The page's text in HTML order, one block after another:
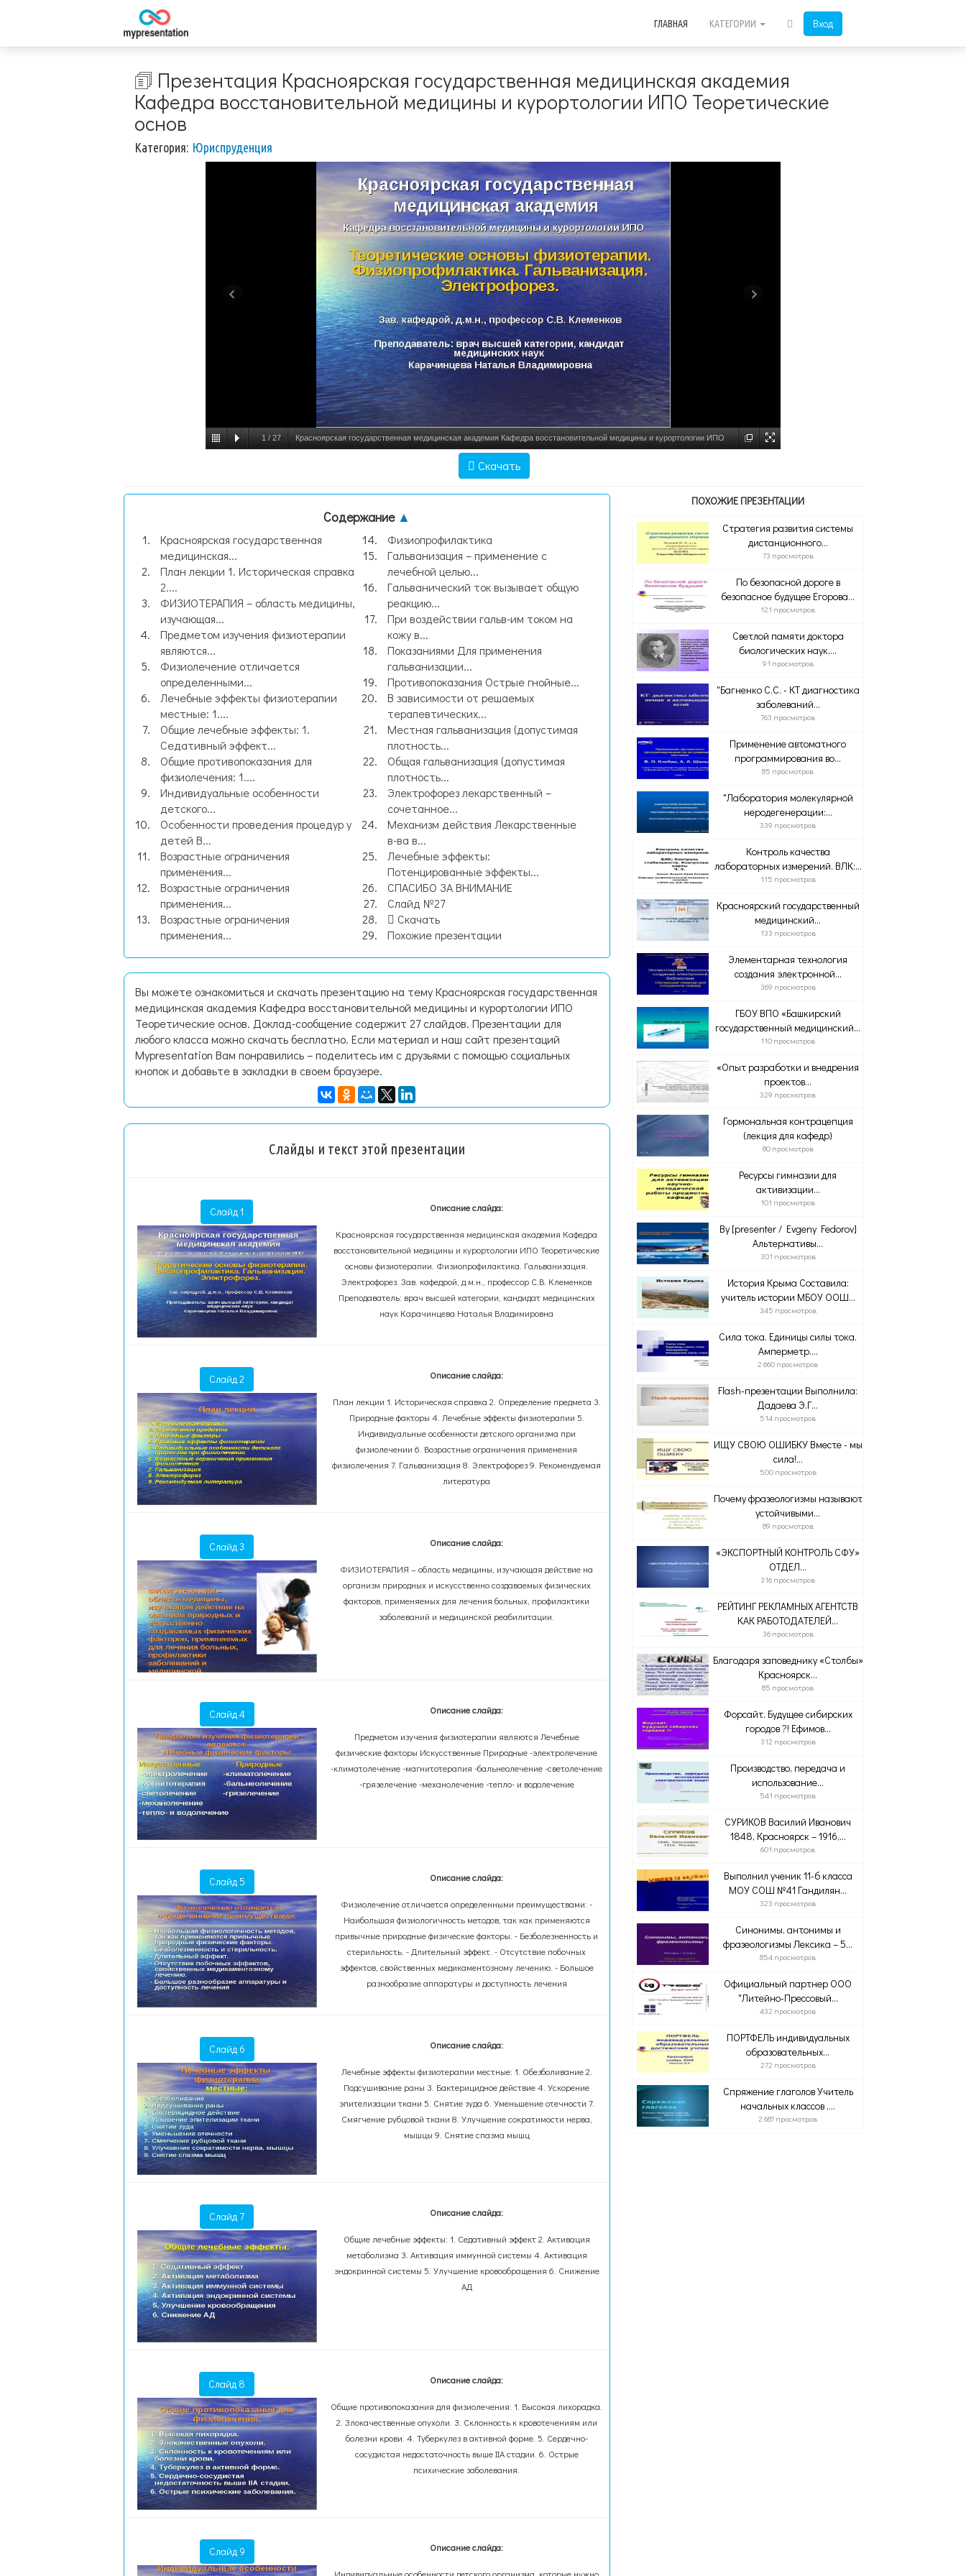
Вход
ГЛАВНАЯ КАТЕГОРИИ
🗊 Презентация Красноярская государственная медицинская академия
Кафедра восстановительной медицины и курортологии ИПО Теоретические
основ
Категория: Юриспруденция
1 / 27 Красноярская государственная медицинская академия Кафедра восстановительной медицины и курортологии ИПО
Скачать
Содержание ▲
Красноярская государственная
медицинская...
План лекции 1. Историческая справка
2....
ФИЗИОТЕРАПИЯ – область медицины,
изучающая...
Предметом изучения физиотерапии
являются...
Физиолечение отличается
определенными...
Лечебные эффекты физиотерапии
местные: 1....
Общие лечебные эффекты: 1.
Седативный эффект...
Общие противопоказания для
физиолечения: 1....
Индивидуальные особенности
детского...
Особенности проведения процедур у
детей В...
Возрастные ограничения
применения...
Возрастные ограничения
применения...
Возрастные ограничения
применения...
Физиопрофилактика
Гальванизация – применение с
лечебной целью...
Гальванический ток вызывает общую
реакцию...
При воздействии гальв-им током на
кожу в...
Показаниями Для применения
гальванизации...
Противопоказания Острые гнойные...
В зависимости от решаемых
терапевтических...
Местная гальванизация (допустимая
плотность...
Общая гальванизация (допустимая
плотность...
Электрофорез лекарственный –
сочетанное...
Механизм действия Лекарственные
в-ва в...
Лечебные эффекты:
Потенцированные эффекты...
СПАСИБО ЗА ВНИМАНИЕ
Слайд №27
Скачать
Похожие презентации
Вы можете ознакомиться и скачать презентацию на тему Красноярская государственная
медицинская академия Кафедра восстановительной медицины и курортологии ИПО
Теоретические основ. Доклад-сообщение содержит 27 слайдов. Презентации для
любого класса можно скачать бесплатно. Если материал и наш сайт презентаций
Mypresentation Вам понравились – поделитесь им с друзьями с помощью социальных
кнопок и добавьте в закладки в своем браузере.
Слайды и текст этой презентации
Слайд 1 Описание слайда:
Красноярская государственная медицинская академия Кафедра
восстановительной медицины и курортологии ИПО Теоретические
основы физиотерапии. Физиопрофилактика. Гальванизация.
Электрофорез. Зав. кафедрой, д.м.н., профессор С.В. Клеменков
Преподаватель: врач высшей категории, кандидат медицинских
наук Карачинцева Наталья Владимировна
Слайд 2 Описание слайда:
План лекции 1. Историческая справка 2. Определение предмета 3.
Природные факторы 4. Лечебные эффекты физиотерапии 5.
Индивидуальные особенности детского организма при
физиолечении 6. Возрастные ограничения применения
физиолечения 7. Гальванизация 8. Электрофорез 9. Рекомендуемая
литература
Слайд 3 Описание слайда:
ФИЗИОТЕРАПИЯ – область медицины, изучающая действие на
организм природных и искусственно создаваемых физических
факторов, применяемых для лечения больных, профилактики
заболеваний и медицинской реабилитации.
Слайд 4 Описание слайда:
Предметом изучения физиотерапии являются Лечебные
физические факторы Искусственные Природные -электролечение
-климатолечение -магнитотерапия -бальнеолечение -светолечение
-грязелечение -механолечение -тепло- и водолечение
Слайд 5 Описание слайда:
Физиолечение отличается определенными преимуществами: -
Наибольшая физиологичность методов, так как применяются
привычные природные физические факторы. - Безболезненность и
стерильность. - Длительный эффект. - Отсутствие побочных
эффектов, свойственных медикаментозному лечению. - Большое
разнообразие аппаратуры и доступность лечения
Слайд 6 Описание слайда:
Лечебные эффекты физиотерапии местные: 1. Обезболивание 2.
Подсушивание раны 3. Бактерицидное действие 4. Ускорение
эпителизации ткани 5. Снятие зуда 6. Уменьшение отечности 7.
Смягчение рубцовой ткани 8. Улучшение сократимости нерва,
мышцы 9. Снятие спазма мышц
Слайд 7 Описание слайда:
Общие лечебные эффекты: 1. Седативный эффект 2. Активация
метаболизма 3. Активация иммунной системы 4. Активация
эндокринной системы 5. Улучшение кровообращения 6. Снижение
АД
Слайд 8 Описание слайда:
Общие противопоказания для физиолечения: 1. Высокая лихорадка.
2. Злокачественные опухоли. 3. Склонность к кровотечениям или
болезни крови. 4. Туберкулез в активной форме. 5. Сердечно-
сосудистая недостаточность выше IIА стадии. 6. Острые
психические заболевания.
Слайд 9 Описание слайда:
ПОХОЖИЕ ПРЕЗЕНТАЦИИ
Стратегия развития системы
дистанционного...
73 просмотров
По безопасной дороге в
безопасное будущее Егорова...
121 просмотров
Светлой памяти доктора
биологических наук,...
91 просмотров
"Багненко С.С. - КТ диагностика
заболеваний...
763 просмотров
Применение автоматного
программирования во...
85 просмотров
"Лаборатория молекулярной
неродегенерации:...
339 просмотров
Контроль качества
лабораторных измерений. ВЛК:...
115 просмотров
Красноярский государственный
медицинский...
133 просмотров
Элементарная технология
создания электронной...
369 просмотров
ГБОУ ВПО «Башкирский
государственный медицинский...
110 просмотров
«Опыт разработки и внедрения
проектов...
329 просмотров
Гормональная контрацепция
(лекция для кафедр)
80 просмотров
Ресурсы гимназии для
активизации...
101 просмотров
By [presenter / Evgeny Fedorov]
Альтернативы...
301 просмотров
История Крыма Составила:
учитель истории МБОУ ООШ...
345 просмотров
Сила тока. Единицы силы тока.
Амперметр....
2 660 просмотров
Flash-презентации Выполнила:
Дадаева Э.Г...
514 просмотров
ИЩУ СВОЮ ОШИБКУ Вместе - мы
сила!...
500 просмотров
Почему фразеологизмы называют
устойчивыми...
89 просмотров
«ЭКСПОРТНЫЙ КОНТРОЛЬ СФУ»
ОТДЕЛ...
316 просмотров
РЕЙТИНГ РЕКЛАМНЫХ АГЕНТСТВ
КАК РАБОТОДАТЕЛЕЙ...
36 просмотров
Благодаря заповеднику «Столбы»
Красноярск...
85 просмотров
Форсайт. Будущее сибирских
городов ?! Ефимов...
312 просмотров
Производство, передача и
использование...
541 просмотров
СУРИКОВ Василий Иванович
1848, Красноярск – 1916,...
601 просмотров
Выполнил ученик 11-б класса
МОУ СОШ №41 Гандилян...
323 просмотров
Синонимы, антонимы и
фразеологизмы Лексика – 5...
854 просмотров
Официальный партнер ООО
"Литейно-Прессовый...
432 просмотров
ПОРТФЕЛЬ индивидуальных
образовательных...
272 просмотров
Спряжение глаголов Учитель
начальных классов ,...
2 687 просмотров